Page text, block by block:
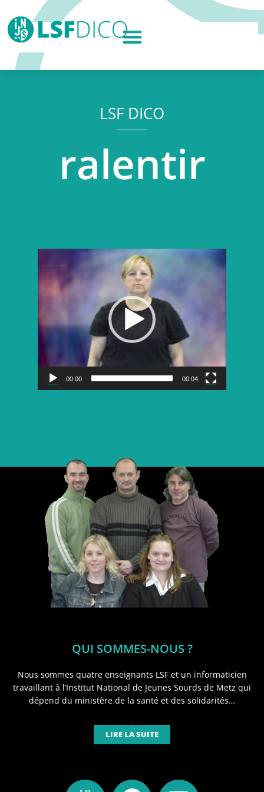
LSF DICO
ralentir
Lecteur
vidéo
00:00 00:04
QUI SOMMES-NOUS ?
Nous sommes quatre enseignants LSF et un informaticien
travaillant à l’Institut National de Jeunes Sourds de Metz qui
dépend du ministère de la santé et des solidarités…
LIRE LA SUITE